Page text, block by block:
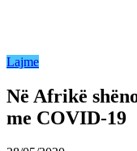
Lajme
Në Afrikë
me COVID-19